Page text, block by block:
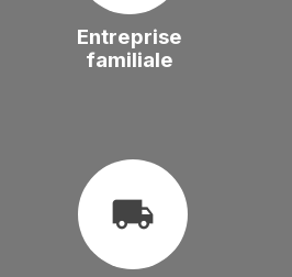
Entreprise
familiale
local_shipping